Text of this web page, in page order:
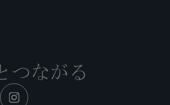
つながる